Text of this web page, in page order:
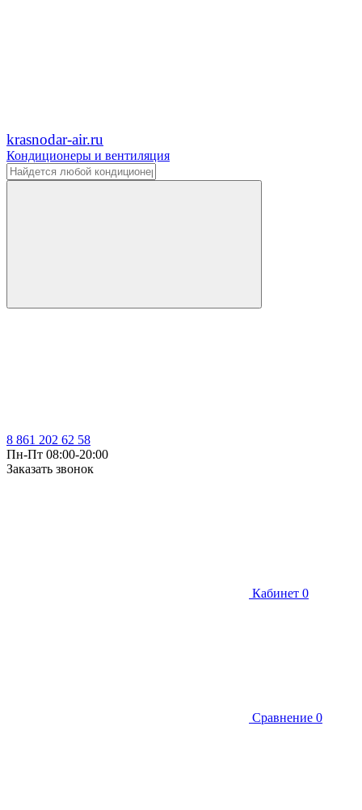
krasnodar-air.ru
Кондиционеры и вентиляция
8 861 202 62 58
Пн-Пт 08:00-20:00
Заказать звонок
Кабинет 0
Сравнение 0